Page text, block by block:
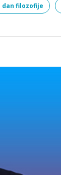
dan filozofije